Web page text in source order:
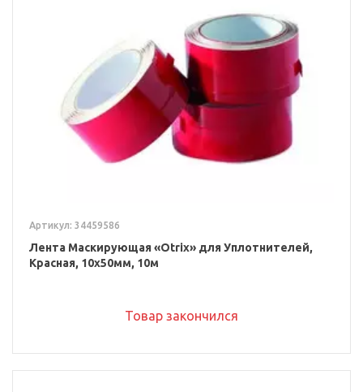
Артикул: 34459586
Лента Маскирующая «Otrix» для Уплотнителей,
Красная, 10x50мм, 10м
Товар закончился